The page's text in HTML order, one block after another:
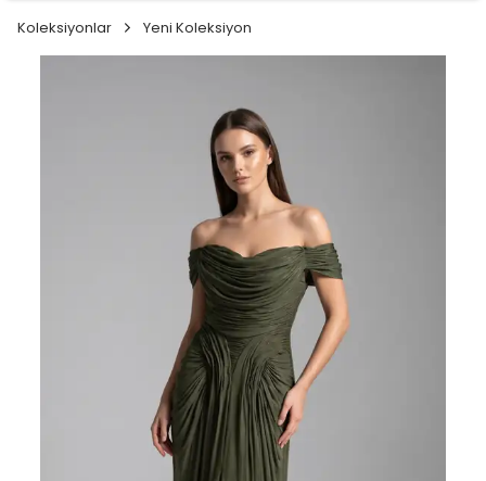
Koleksiyonlar Yeni Koleksiyon